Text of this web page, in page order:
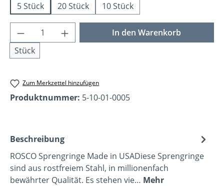
5 Stück
20 Stück 10 Stück
Produkt Anzahl: Gib den gewünschten
Stück
In den Warenkorb
Zum Merkzettel hinzufügen
Produktnummer: 5-10-01-0005
Beschreibung
ROSCO Sprengringe Made in USADiese Sprengringe
sind aus rostfreiem Stahl, in millionenfach
bewährter Qualität. Es stehen vie… Mehr